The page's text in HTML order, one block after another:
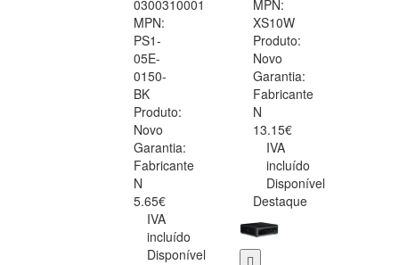
0300310001
MPN:
PS1-
05E-
0150-
BK
Produto:
Novo
Garantia:
Fabricante
N
5.65€
IVA
incluído
Disponível
MPN:
XS10W
Produto:
Novo
Garantia:
Fabricante
N
13.15€
IVA
incluído
Disponível
Destaque